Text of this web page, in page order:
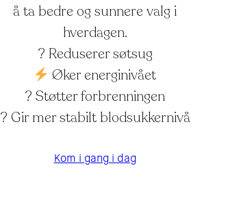
å ta bedre og sunnere valg i
hverdagen.
? Reduserer søtsug
Øker energinivået
? Støtter forbrenningen
? Gir mer stabilt blodsukkernivå
Kom i gang i dag